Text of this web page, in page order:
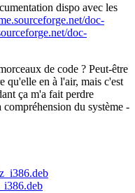
dispo avec les
doc-
doc-
de code ? Peut-être
qu'elle en à l'air, mais c'est
ça m'a fait perdre
compréhension du système -